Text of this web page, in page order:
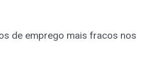
de emprego mais fracos nos